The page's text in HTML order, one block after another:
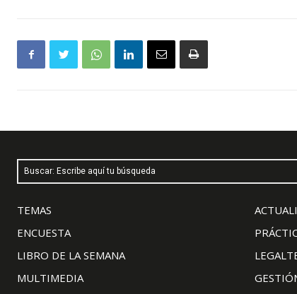
Buscar: Escribe aquí tu búsqueda
TEMAS
ENCUESTA
LIBRO DE LA SEMANA
MULTIMEDIA